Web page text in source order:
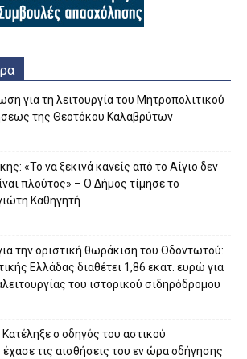
για τη λειτουργία του Μητροπολιτικού
της Θεοτόκου Καλαβρύτων
«Το να ξεκινά κανείς από το Αίγιο δεν
πλούτος» – O Δήμος τίμησε το
Καθηγητή
την οριστική θωράκιση του Οδοντωτού:
Ελλάδας διαθέτει 1,86 εκατ. ευρώ για
του ιστορικού σιδηρόδρομου
ο οδηγός του αστικού
τις αισθήσεις του εν ώρα οδήγησης